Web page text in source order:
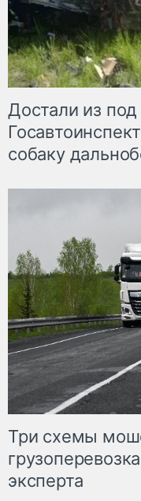
Достали из
собаку
Три схемы
эксперта